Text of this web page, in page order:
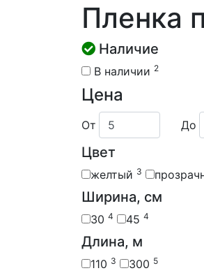
Пленка
Наличие
В наличии 2
Цена
От До
Цвет
желтый 3
Ширина, см
30 4 45 4
Длина, м
110 3 300 5